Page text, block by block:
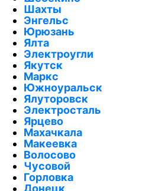
Шахты
Энгельс
Юрюзань
Ялта
Электроугли
Якутск
Маркс
Южноуральск
Ялуторовск
Электросталь
Ярцево
Махачкала
Макеевка
Волосово
Чусовой
Горловка
Донецк